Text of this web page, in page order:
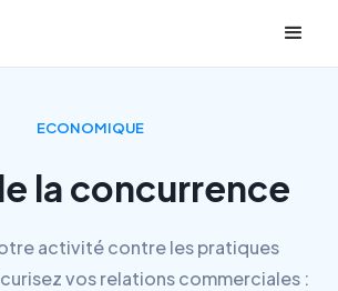
ECONOMIQUE
la concurrence
activité contre les pratiques
vos relations commerciales :